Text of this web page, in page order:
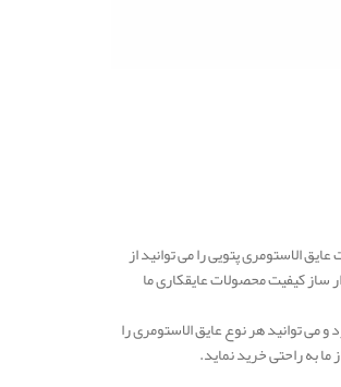
الاستومری پتویی را می توانید از
ساز کیفیت محصولات عایقکاری ما
می توانید هر نوع عایق الاستومری را
به راحتی خرید نماید.